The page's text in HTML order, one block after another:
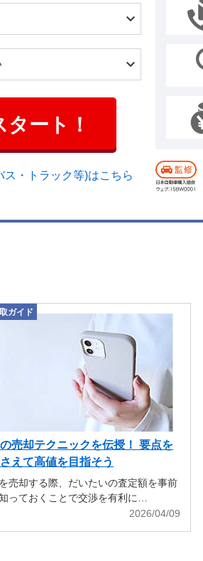
タート！
ス・トラック等)はこちら
ガイド
売却テクニックを伝授！ 要点を
えて高値を目指そう
売却する際、だいたいの査定額を事前
っておくことで交渉を有利に…
2026/04/09